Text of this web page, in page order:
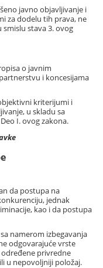
javno objavljivanje i
za dodelu tih prava, ne
stava 3. ovog
o javnim
i koncesijama
kriterijumi i
u skladu sa
I. ovog zakona.
da postupa na
jednak
kao i da postupa
namerom izbegavanja
odgovarajuće vrste
privredne
u nepovoljniji položaj.